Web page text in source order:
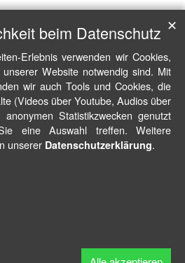
beim Datenschutz
Erlebnis verwenden wir Cookies,
Website notwendig sind. Mit
wir auch Tools und Cookies, die
(Videos über Youtube, Audios über
Statistikzwecken genutzt
eine Auswahl treffen. Weitere
unserer Datenschutzerklärung.
✕